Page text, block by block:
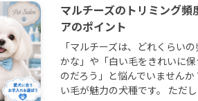
マルチーズのトリミング
アのポイント
「マルチーズは、どれくらい
かな」や「白い毛をきれいに
のだろう」と悩んでいません
い毛が魅力の犬種です。 ただ